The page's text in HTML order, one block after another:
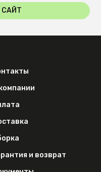
САЙТ
и возврат